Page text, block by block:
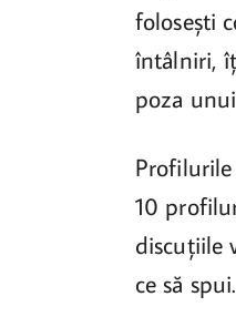
folosești
întâlniri,
poza
10
discuțiile
ce să spui.